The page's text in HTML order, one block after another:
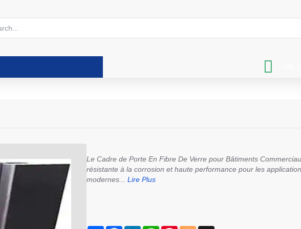
Le Cadre de Porte En Fibre De Verre pour Bâtiments
résistante à la corrosion et haute performance pour les
modernes... Lire Plus